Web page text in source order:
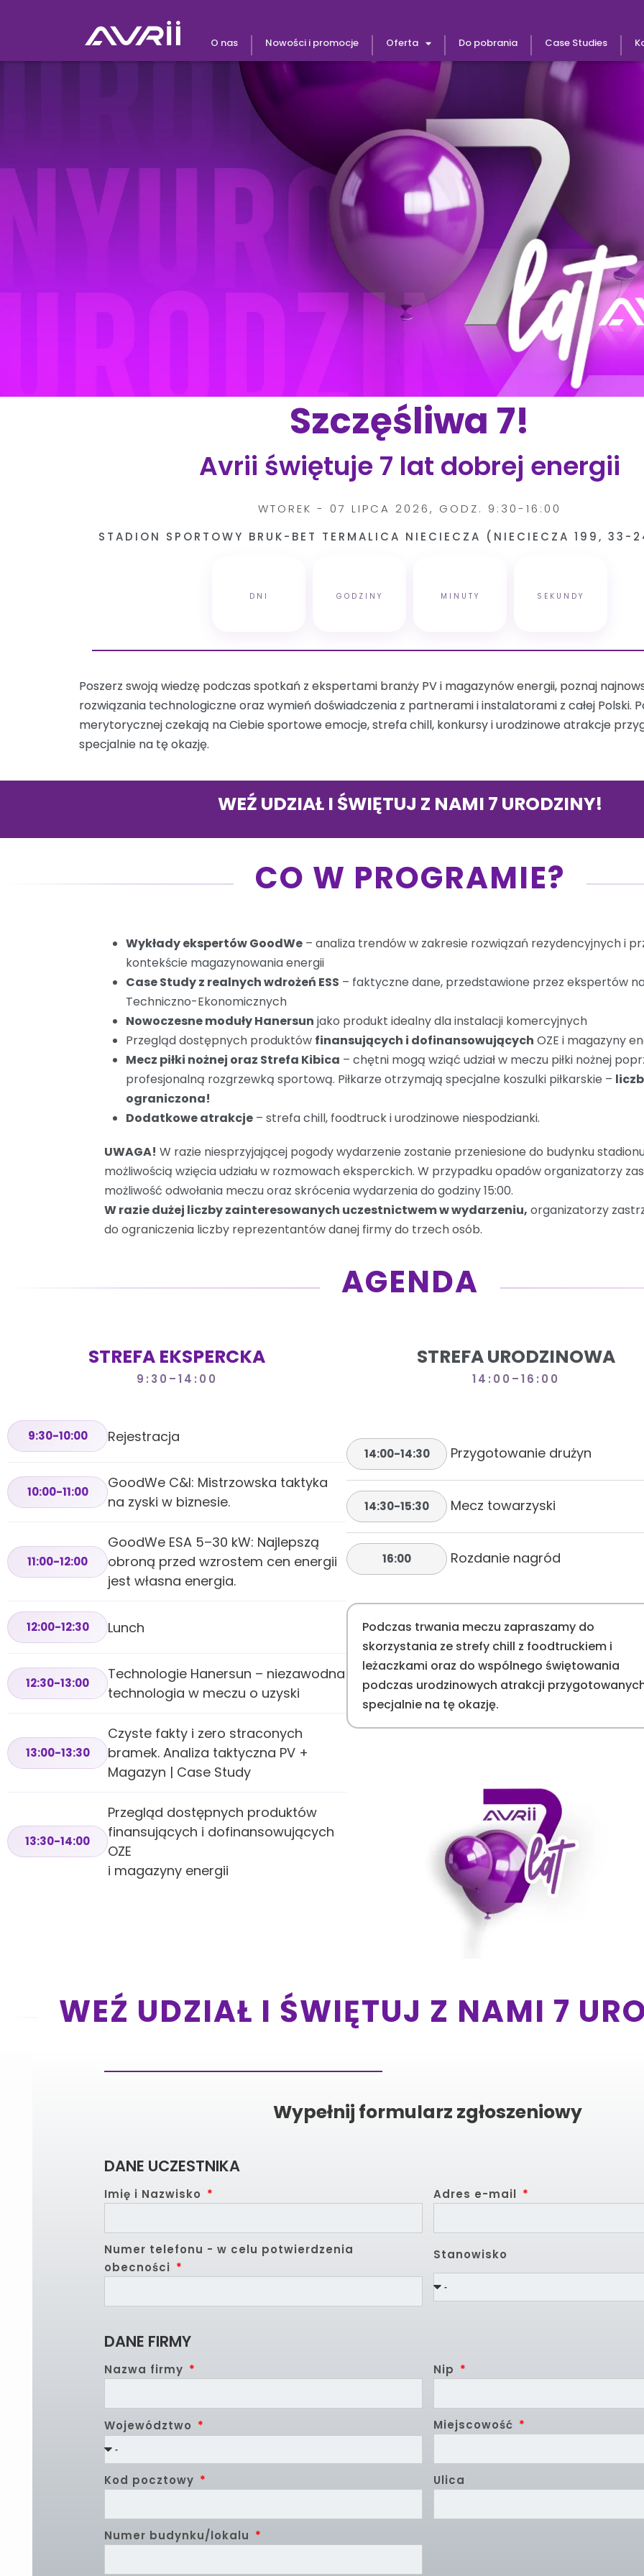
do
O nas Nowości i promocje Oferta Do pobrania Case Studies
Szczęśliwa 7!
Avrii świętuje 7 lat dobrej energii
WTOREK - 07 LIPCA 2026, GODZ. 9:30-16:00
STADION SPORTOWY BRUK-BET TERMALICA NIECIECZA (NIECIECZA 199, 33-
DNI GODZINY MINUTY SEKUNDY
Poszerz swoją wiedzę podczas spotkań z ekspertami branży PV i magazynów energii, poznaj
rozwiązania technologiczne oraz wymień doświadczenia z partnerami i instalatorami z całej Polski.
merytorycznej czekają na Ciebie sportowe emocje, strefa chill, konkursy i urodzinowe atrakcje
specjalnie na tę okazję.
WEŹ UDZIAŁ I ŚWIĘTUJ Z NAMI 7 URODZINY!
CO W PROGRAMIE?
Wykłady ekspertów GoodWe – analiza trendów w zakresie rozwiązań rezydencyjnych i
kontekście magazynowania energii
Case Study z realnych wdrożeń ESS – faktyczne dane, przedstawione przez ekspertów
Techniczno-Ekonomicznych
Nowoczesne moduły Hanersun jako produkt idealny dla instalacji komercyjnych
Przegląd dostępnych produktów finansujących i dofinansowujących OZE i magazyny
Mecz piłki nożnej oraz Strefa Kibica – chętni mogą wziąć udział w meczu piłki nożnej
profesjonalną rozgrzewką sportową. Piłkarze otrzymają specjalne koszulki piłkarskie –
ograniczona!
Dodatkowe atrakcje – strefa chill, foodtruck i urodzinowe niespodzianki.
UWAGA! W razie niesprzyjającej pogody wydarzenie zostanie przeniesione do budynku
możliwością wzięcia udziału w rozmowach eksperckich. W przypadku opadów organizatorzy
możliwość odwołania meczu oraz skrócenia wydarzenia do godziny 15:00.
W razie dużej liczby zainteresowanych uczestnictwem w wydarzeniu, organizatorzy
do ograniczenia liczby reprezentantów danej firmy do trzech osób.
AGENDA
STREFA EKSPERCKA
9:30–14:00
9:30-10:00 Rejestracja
10:00-11:00
GoodWe C&I: Mistrzowska taktyka
na zyski w biznesie.
11:00-12:00
GoodWe ESA 5–30 kW: Najlepszą
obroną przed wzrostem cen energii
jest własna energia.
12:00-12:30 Lunch
12:30-13:00
Technologie Hanersun – niezawodna
technologia w meczu o uzyski
13:00-13:30
Czyste fakty i zero straconych
bramek. Analiza taktyczna PV +
Magazyn | Case Study
13:30-14:00
Przegląd dostępnych produktów
finansujących i dofinansowujących
OZE
i magazyny energii
STREFA URODZINOWA
14:00–16:00
14:00-14:30 Przygotowanie drużyn
14:30-15:30 Mecz towarzyski
16:00 Rozdanie nagród
Podczas trwania meczu zapraszamy do
skorzystania ze strefy chill z foodtruckiem i
leżaczkami oraz do wspólnego świętowania
podczas urodzinowych atrakcji
specjalnie na tę okazję.
WEŹ UDZIAŁ I ŚWIĘTUJ Z NAMI 7
Wypełnij formularz zgłoszeniowy
DANE UCZESTNIKA
Imię i Nazwisko Adres e-mail
Numer telefonu - w celu potwierdzenia
obecności
Stanowisko
DANE FIRMY
Nazwa firmy Nip
Województwo Miejscowość
Kod pocztowy Ulica
Numer budynku/lokalu